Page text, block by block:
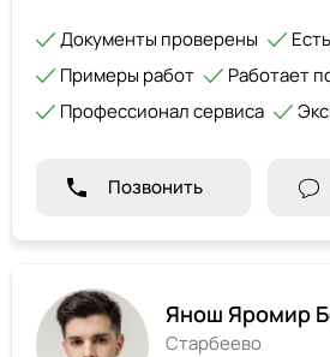
Документы проверены
Примеры работ
Работает
Профессионал сервиса
Позвонить
Янош Яромир
Старбеево